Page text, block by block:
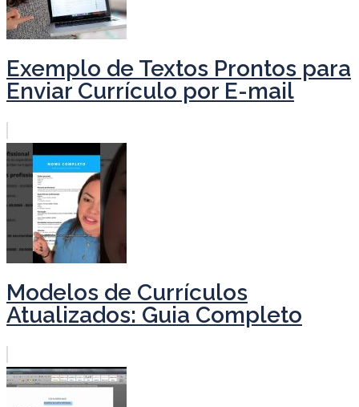
Exemplo de Textos Prontos para
Enviar Currículo por E-mail
Modelos de Currículos
Atualizados: Guia Completo